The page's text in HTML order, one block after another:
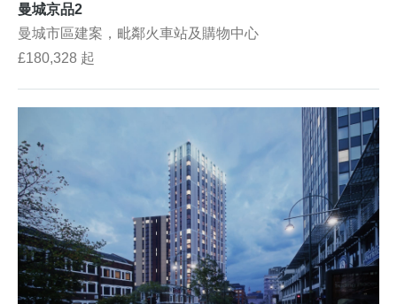
曼城京品2
曼城市區建案，毗鄰火車站及購物中心
£180,328 起